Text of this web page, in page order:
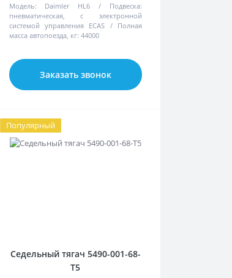
Модель: Daimler HL6
Подвеска:
пневматическая, с электронной
системой управления ECAS
Полная
масса автопоезда, кг: 44000
Заказать звонок
Популярный
Седельный тягач 5490-001-68-
T5